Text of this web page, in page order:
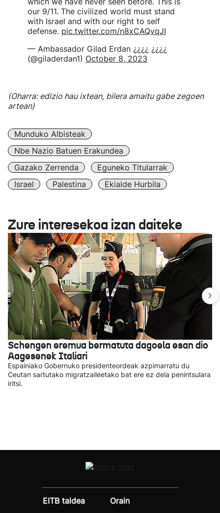
our 9/11. The civilized world must stand
with Israel and with our right to self
defense. pic.twitter.com/n8xCAQvqJI
— Ambassador Gilad Erdan ¿¿¿¿ ¿¿¿¿
(@giladerdan1) October 8, 2023
(Oharra: edizio hau ixtean, bilera amaitu gabe zegoen
artean)
Munduko Albisteak
Nbe Nazio Batuen Erakundea
Gazako Zerrenda
Eguneko Titularrak
Israel
Palestina Ekialde Hurbila
Zure interesekoa izan daiteke
Schengen eremua bermatuta dagoela esan dio
Aagesenek Italiari
Espainiako Gobernuko presidenteordeak azpimarratu du
Ceutan sartutako migratzaileetako bat ere ez dela penintsulara
iritsi.
EITB taldea
Orain